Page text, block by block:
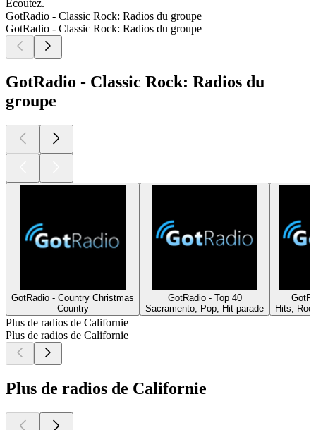
Écoutez.
GotRadio - Classic Rock: Radios du groupe
GotRadio - Classic Rock: Radios du groupe
GotRadio - Classic Rock: Radios du
groupe
GotRadio - Country Christmas
Country
GotRadio - Top 40
Sacramento, Pop, Hit-parade
Hits,
Plus de radios de Californie
Plus de radios de Californie
Plus de radios de Californie